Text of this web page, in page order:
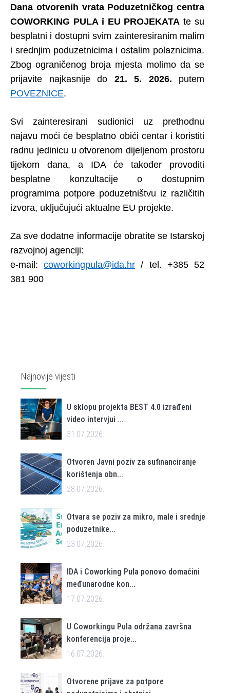
Dana otvorenih vrata Poduzetničkog centra
COWORKING PULA i EU PROJEKATA te su
besplatni i dostupni svim zainteresiranim malim
i srednjim poduzetnicima i ostalim polaznicima.
Zbog ograničenog broja mjesta molimo da se
prijavite najkasnije do 21. 5. 2026. putem
POVEZNICE.
Svi zainteresirani sudionici uz prethodnu
najavu moći će besplatno obići centar i koristiti
radnu jedinicu u otvorenom dijeljenom prostoru
tijekom dana, a IDA će također provoditi
besplatne konzultacije o dostupnim
programima potpore poduzetništvu iz različitih
izvora, uključujući aktualne EU projekte.
Za sve dodatne informacije obratite se Istarskoj
razvojnoj agenciji:
e-mail:coworkingpula@ida.hr / tel. +385 52
381 900
Najnovije vijesti
U sklopu projekta BEST 4.0 izrađeni
video intervjui ...
31.07.2026..
Otvoren Javni poziv za sufinanciranje
korištenja obn...
28.07.2026..
Otvara se poziv za mikro, male i srednje
poduzetnike...
23.07.2026..
IDA i Coworking Pula ponovo domaćini
međunarodne kon...
17.07.2026..
U Coworkingu Pula održana završna
konferencija proje...
16.07.2026..
Otvorene prijave za potpore